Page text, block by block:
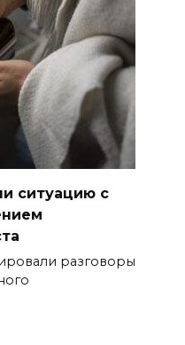
ситуацию с
разговоры